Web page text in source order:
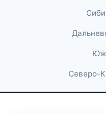
Северо-